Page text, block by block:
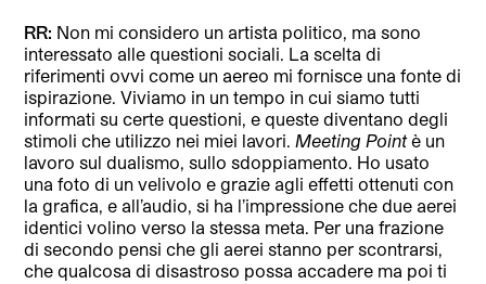
RR: Non mi considero un artista politico, ma sono
interessato alle questioni sociali. La scelta di
riferimenti ovvi come un aereo mi fornisce una fonte di
ispirazione. Viviamo in un tempo in cui siamo tutti
informati su certe questioni, e queste diventano degli
stimoli che utilizzo nei miei lavori. Meeting Pointè un
lavoro sul dualismo, sullo sdoppiamento. Ho usato
una foto di un velivolo e grazie agli effetti ottenuti con
la grafica, e all’audio, si ha l’impressione che due aerei
identici volino verso la stessa meta. Per una frazione
di secondo pensi che gli aerei stanno per scontrarsi,
che qualcosa di disastroso possa accadere ma poi ti